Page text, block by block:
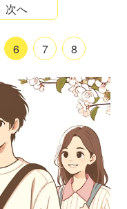
次へ
6 7 8